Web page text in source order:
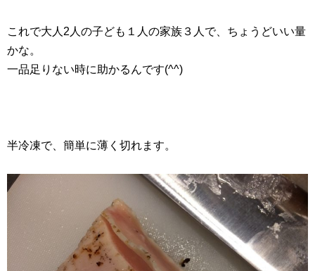
これで大人2人の子ども１人の家族３人で、ちょうどいい量
かな。
一品足りない時に助かるんです(^^)
半冷凍で、簡単に薄く切れます。